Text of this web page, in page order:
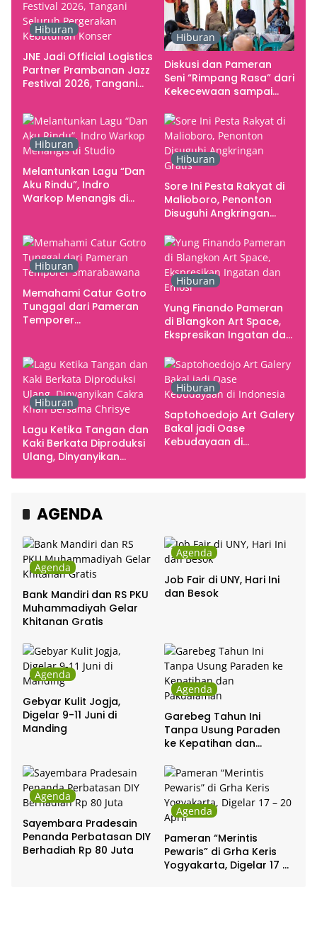
Hiburan
JNE Jadi Official Logistics
Partner Prambanan Jazz
Festival 2026, Tangani
Kebutuhan Konser
Hiburan
Diskusi dan Pameran
Seni “Rimpang Rasa” dari
Kekecewaan sampai
Yogyakarta sebagai
Pusat Pergerakan Seni
Rupa Indonesia
Hiburan
Melantunkan Lagu “Dan
Aku Rindu”, Indro
Warkop Menangis di
Hiburan
Sore Ini Pesta Rakyat di
Malioboro, Penonton
Disuguhi Angkringan
Hiburan
Memahami Catur Gotro
Tunggal dari Pameran
Temporer
Hiburan
Yung Finando Pameran
di Blangkon Art Space,
Ekspresikan Ingatan dan
Hiburan
Lagu Ketika Tangan dan
Kaki Berkata Diproduksi
Ulang, Dinyanyikan
Chrisye
Hiburan
Saptohoedojo Art Galery
Bakal jadi Oase
Kebudayaan di
AGENDA
Agenda
Bank Mandiri dan RS PKU
Muhammadiyah Gelar
Khitanan Gratis
Agenda
Job Fair di UNY, Hari Ini
dan Besok
Agenda
Gebyar Kulit Jogja,
Digelar 9-11 Juni di
Manding
Agenda
Garebeg Tahun Ini
Tanpa Usung Paraden
ke Kepatihan dan
Agenda
Sayembara Pradesain
Penanda Perbatasan DIY
Berhadiah Rp 80 Juta
Agenda
Pameran “Merintis
Pewaris” di Grha Keris
Yogyakarta, Digelar 17 –